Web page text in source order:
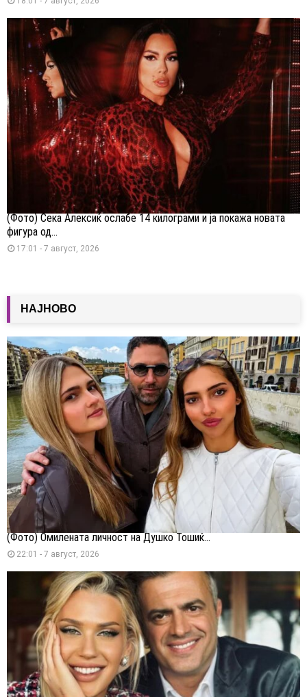
(Фото) Сека Алексиќ ослабе 14 килограми и ја покажа новата
фигура од...
17:01 - 7 август, 2026
НАЈНОВО
(Фото) Омилената личност на Душко Тошиќ...
22:01 - 7 август, 2026